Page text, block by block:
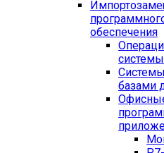
обеспечения
системы
базами